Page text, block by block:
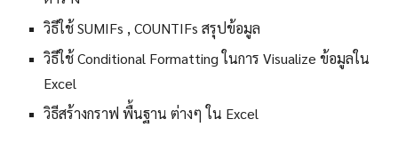
วิธีใช้ SUMIFs , COUNTIFs สรุปข้อมูล
วิธีใช้ Conditional Formatting ในการ Visualize ข้อมูลใน
Excel
วิธีสร้างกราฟ พื้นฐาน ต่างๆ ใน Excel